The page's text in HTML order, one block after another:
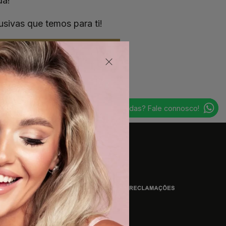
que temos para ti!
EU QUERO!
Dúvidas? Fale connosco!